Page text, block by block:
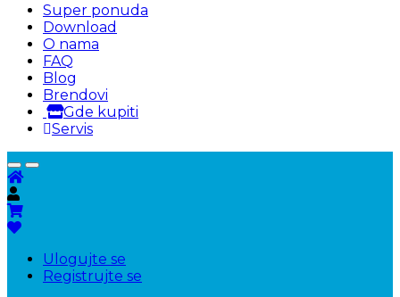
Super ponuda
Download
O nama
FAQ
Blog
Brendovi
Gde kupiti
Servis
Ulogujte se
Registrujte se